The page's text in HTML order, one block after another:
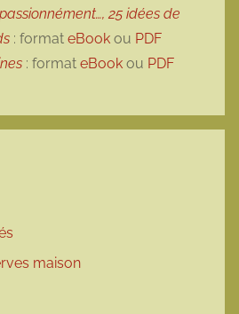
25 idées de
: format eBook ou PDF
: format eBook ou PDF
maison